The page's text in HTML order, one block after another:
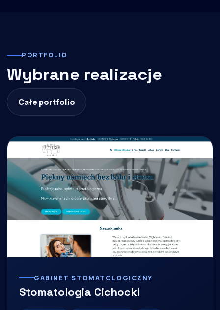
PORTFOLIO
Wybrane realizacje
Całe portfolio
GABINET STOMATOLOGICZNY
Stomatologia Cichocki